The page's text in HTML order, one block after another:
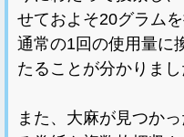
せておよそ20グラム
通常の1回の使用量に
たることが分かりまし
また、大麻が見つか